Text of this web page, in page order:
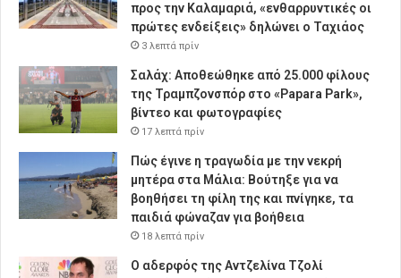
προς την Καλαμαριά, «ενθαρρυντικές οι
πρώτες ενδείξεις» δηλώνει ο Ταχιάος
3 λεπτά πρίν
Σαλάχ: Αποθεώθηκε από 25.000 φίλους
της Τραμπζονσπόρ στο «Papara Park»,
βίντεο και φωτογραφίες
17 λεπτά πρίν
Πώς έγινε η τραγωδία με την νεκρή
μητέρα στα Μάλια: Βούτηξε για να
βοηθήσει τη φίλη της και πνίγηκε, τα
παιδιά φώναζαν για βοήθεια
18 λεπτά πρίν
Ο αδερφός της Αντζελίνα Τζολί